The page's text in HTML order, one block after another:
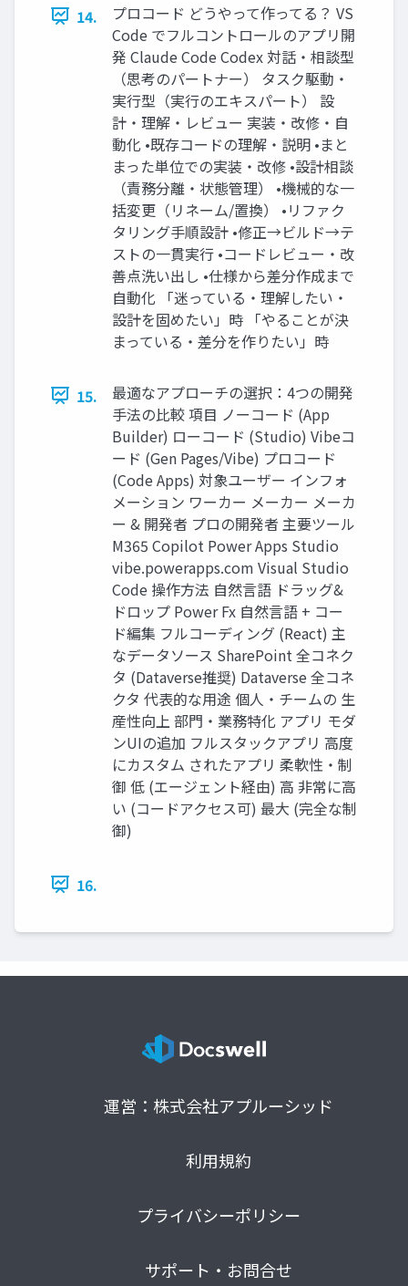
14.
プロコード どうやって作ってる？ VS
Code でフルコントロールのアプリ開
発 Claude Code Codex 対話・相談型
（思考のパートナー） タスク駆動・
実行型（実行のエキスパート） 設
計・理解・レビュー 実装・改修・自
動化 •既存コードの理解・説明 •まと
まった単位での実装・改修 •設計相談
（責務分離・状態管理） •機械的な一
括変更（リネーム/置換） •リファク
タリング手順設計 •修正→ビルド→テ
ストの一貫実行 •コードレビュー・改
善点洗い出し •仕様から差分作成まで
自動化 「迷っている・理解したい・
設計を固めたい」時 「やることが決
まっている・差分を作りたい」時
15.
最適なアプローチの選択：4つの開発
手法の比較 項目 ノーコード (App
Builder) ローコード (Studio) Vibeコ
ード (Gen Pages/Vibe) プロコード
(Code Apps) 対象ユーザー インフォ
メーション ワーカー メーカー メーカ
ー & 開発者 プロの開発者 主要ツール
M365 Copilot Power Apps Studio
vibe.powerapps.com Visual Studio
Code 操作方法 自然言語 ドラッグ&
ドロップ Power Fx 自然言語 + コー
ド編集 フルコーディング (React) 主
なデータソース SharePoint 全コネク
タ (Dataverse推奨) Dataverse 全コネ
クタ 代表的な用途 個人・チームの 生
産性向上 部門・業務特化 アプリ モダ
ンUIの追加 フルスタックアプリ 高度
にカスタム されたアプリ 柔軟性・制
御 低 (エージェント経由) 高 非常に高
い (コードアクセス可) 最大 (完全な制
御)
16.
運営：株式会社アプルーシッド
利用規約
プライバシーポリシー
サポート・お問合せ